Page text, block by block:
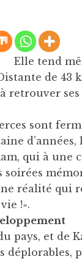
Elle tend
de 43
retrouver
sont
qui à une
réalité qui
!».
pays, et de